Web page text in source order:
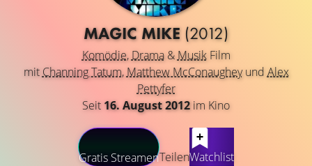
MAGIC MIKE(2012)
Komödie, Drama& MusikFilm
mit Channing Tatum, Matthew McConaugheyund Alex
Pettyfer
Seit 16. August 2012im Kino
Gratis StreamenTeilenWatchlist